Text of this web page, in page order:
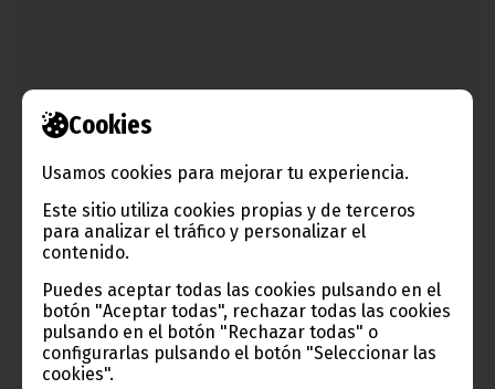
Cookies
Usamos cookies para mejorar tu experiencia.
Este sitio utiliza cookies propias y de terceros
para analizar el tráfico y personalizar el
contenido.
Puedes aceptar todas las cookies pulsando en el
botón "Aceptar todas", rechazar todas las cookies
pulsando en el botón "Rechazar todas" o
configurarlas pulsando el botón "Seleccionar las
cookies".
Gira de inspección del Ministerio de Agricultura
Una comisión del Ministerio de Agricultura y Bosques realiza
una gira de inspección en establecimientos de venta de
alimentos en la ciudad de Bata.
Noticias Gobierno